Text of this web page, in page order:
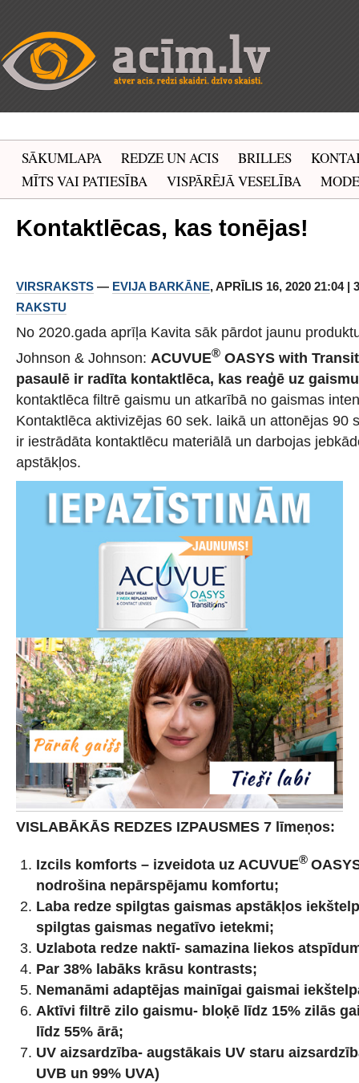
SĀKUMLAPA REDZE UN ACIS BRILLES
MĪTS VAI PATIESĪBA
VISPĀRĒJĀ VESELĪBA MODE
Kontaktlēcas, kas tonējas!
VIRSRAKSTS — EVIJA BARKĀNE, APRĪLIS 16, 2020 21:04 |
RAKSTU
No 2020.gada aprīļa Kavita sāk pārdot jaunu
Johnson & Johnson: ACUVUE® OASYS with
pasaulē ir radīta kontaktlēca, kas reaģē uz
kontaktlēca filtrē gaismu un atkarībā no gaismas
Kontaktlēca aktivizējas 60 sek. laikā un attonējas 90
ir iestrādāta kontaktlēcu materiālā un darbojas
apstākļos.
VISLABĀKĀS REDZES IZPAUSMES 7 līmeņos:
Izcils komforts – izveidota uz ACUVUE®
nodrošina nepārspējamu komfortu;
Laba redze spilgtas gaismas apstākļos
spilgtas gaismas negatīvo ietekmi;
Uzlabota redze naktī- samazina liekos
Par 38% labāks krāsu kontrasts;
Nemanāmi adaptējas mainīgai gaismai
Aktīvi filtrē zilo gaismu- bloķē līdz 15% zilās
līdz 55% ārā;
UV aizsardzība- augstākais UV staru
UVB un 99% UVA)